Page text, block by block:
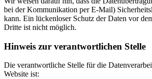
bei der Kommunikation per E-Mail)
kann. Ein lückenloser Schutz der Daten vor
Dritte ist nicht möglich.
Hinweis zur verantwortlichen Stelle
Die verantwortliche Stelle für die
Website ist: